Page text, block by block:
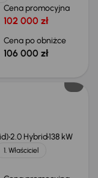
Cena promocyjna
102 000 zł
Cena po obniżce
106 000 zł
2.0 Hybrid138 kW
1. Właściciel